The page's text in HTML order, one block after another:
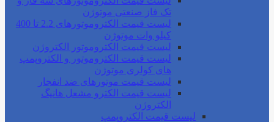
تک فاز صنعتی موتوژن
لیست قیمت الکتروموتورهای 2.2 تا 400
کیلو وات موتوژن
لیست قیمت الکتروموتور الکتروژن
لیست قیمت الکتروموتور و الکتروپمپ
های کولری موتوژن
لیست قیمت موتورهای ضد انفجار
لیست قیمت الکترو مشعل هانیگ
الکتروژن
لیست قیمت الکتروپمپ